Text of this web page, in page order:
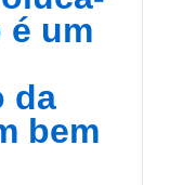
é um
da
bem